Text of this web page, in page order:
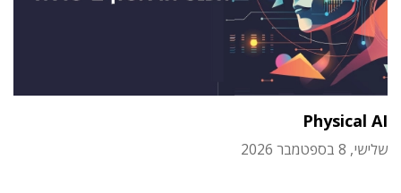
Physical AI
שלישי, 8 בספטמבר 2026